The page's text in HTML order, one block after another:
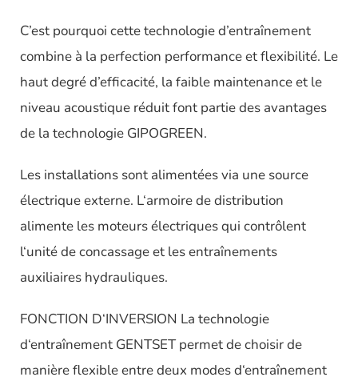
C’est pourquoi cette technologie d’entraînement
combine à la perfection performance et flexibilité. Le
haut degré d’efficacité, la faible maintenance et le
niveau acoustique réduit font partie des avantages
de la technologie GIPOGREEN.
Les installations sont alimentées via une source
électrique externe. L‘armoire de distribution
alimente les moteurs électriques qui contrôlent
l‘unité de concassage et les entraînements
auxiliaires hydrauliques.
FONCTION D‘INVERSION La technologie
d‘entraînement GENTSET permet de choisir de
manière flexible entre deux modes d‘entraînement